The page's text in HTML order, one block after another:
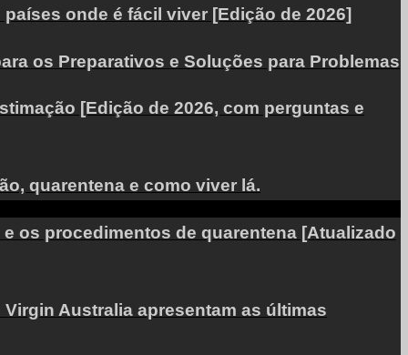
onde é fácil viver [Edição de 2026]
os Preparativos e Soluções para Problemas
[Edição de 2026, com perguntas e
quarentena e como viver lá.
os procedimentos de quarentena [Atualizado
Australia apresentam as últimas